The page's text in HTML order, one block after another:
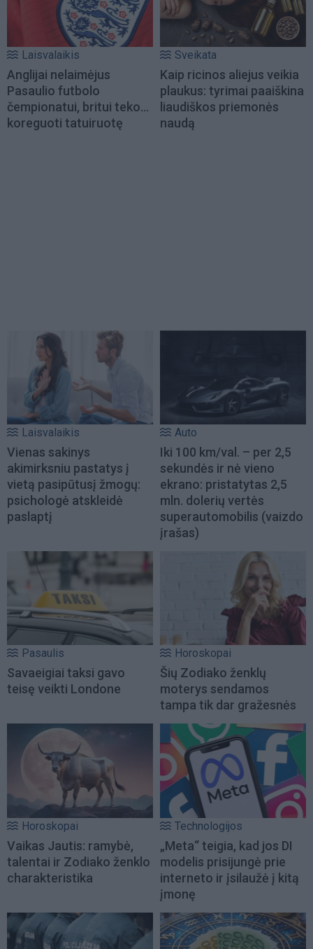
Laisvalaikis
Anglijai nelaimėjus
Pasaulio futbolo
čempionatui, britui teko...
koreguoti tatuiruotę
Sveikata
Kaip ricinos aliejus veikia
plaukus: tyrimai paaiškina
liaudiškos priemonės
naudą
Laisvalaikis
Vienas sakinys
akimirksniu pastatys į
vietą pasipūtusį žmogų:
psichologė atskleidė
paslaptį
Auto
Iki 100 km/val. – per 2,5
sekundės ir nė vieno
ekrano: pristatytas 2,5
mln. dolerių vertės
superautomobilis (vaizdo
įrašas)
Pasaulis
Savaeigiai taksi gavo
teisę veikti Londone
Horoskopai
Šių Zodiako ženklų
moterys sendamos
tampa tik dar gražesnės
Horoskopai
Vaikas Jautis: ramybė,
talentai ir Zodiako ženklo
charakteristika
Technologijos
„Meta“ teigia, kad jos DI
modelis prisijungė prie
interneto ir įsilaužė į kitą
įmonę